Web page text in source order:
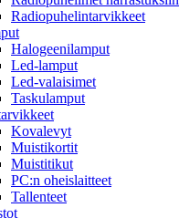
Radiopuhelintarvikkeet
Halogeenilamput
Led-lamput
Led-valaisimet
Taskulamput
Kovalevyt
Muistikortit
Muistitikut
PC:n oheislaitteet
Tallenteet